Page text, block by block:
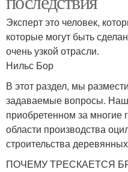
Эксперт это человек,
которые могут быть
очень узкой отрасли.
Нильс Бор
В этот раздел, мы
задаваемые вопросы.
приобретенном за многие
области производства
строительства
ПОЧЕМУ ТРЕСКАЕТСЯ